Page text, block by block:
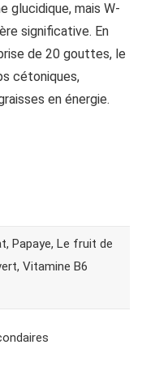
glucidique, mais W-
significative. En
de 20 gouttes, le
cétoniques,
en énergie.
Papaye, Le fruit de
Vitamine B6